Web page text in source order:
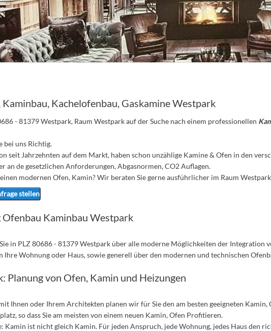
Kaminbau, Kachelofenbau, Gaskamine Westpark
- 81379 Westpark, Raum Westpark auf der Suche nach einem professionellen
bei uns Richtig.
seit Jahrzehnten auf dem Markt, haben schon unzählige Kamine & Ofen in den
an de gesetzlichen Anforderungen, Abgasnormen, CO2 Auflagen.
modernen Ofen, Kamin? Wir beraten Sie gerne ausführlicher im Raum
stellen
Ofenbau Kaminbau Westpark
in PLZ 80686 - 81379 Westpark über alle moderne Möglichkeiten der Integration
Ihre Wohnung oder Haus, sowie generell über den modernen und technischen
Planung von Ofen, Kamin und Heizungen
Ihnen oder Ihrem Architekten planen wir für Sie den am besten geeigneten Kamin,
so dass Sie am meisten von einem neuen Kamin, Ofen Profitieren.
Kamin ist nicht gleich Kamin. Für jeden Anspruch, jede Wohnung, jedes Haus den